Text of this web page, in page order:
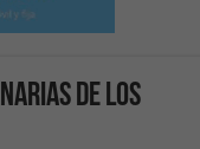
de los